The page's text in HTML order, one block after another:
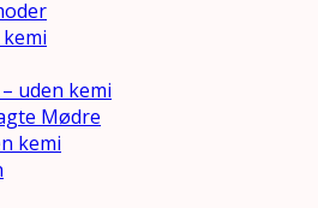
uden kemi
Mødre
kemi